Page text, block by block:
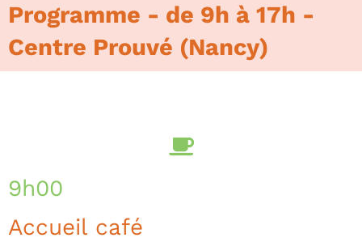
Programme - de 9h à 17h -
Centre Prouvé (Nancy)
9h00
Accueil café